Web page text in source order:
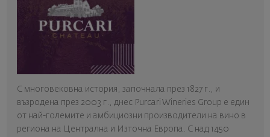
С многовековна история, започнала през 1827 г., и
възродена през 2003 г., днес Purcari Wineries Group е един
от най-големите и амбициозни производители на вино в
региона на Централна и Източна Европа. С над 1450